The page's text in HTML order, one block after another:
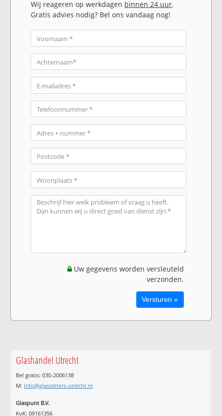
Wij reageren op werkdagen binnen 24 uur.
Gratis advies nodig? Bel ons vandaag nog!
Uw gegevens worden versleuteld
verzonden.
Glashandel Utrecht
Bel gratis: 030-2006138
M: info@glaszetters-utrecht.nl
Glaspunt B.V.
KvK: 09161356